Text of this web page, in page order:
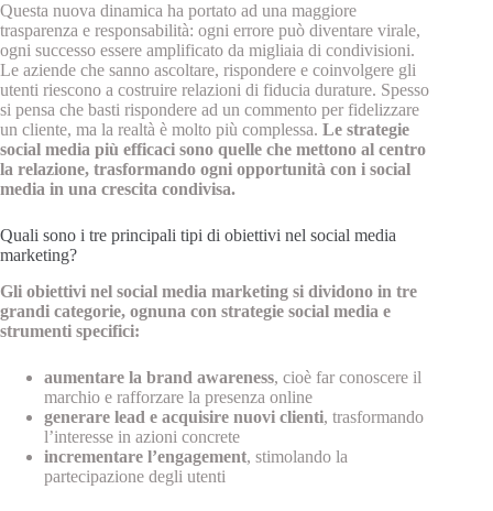
Questa nuova dinamica ha portato ad una maggiore
trasparenza e responsabilità: ogni errore può diventare virale,
ogni successo essere amplificato da migliaia di condivisioni.
Le aziende che sanno ascoltare, rispondere e coinvolgere gli
utenti riescono a costruire relazioni di fiducia durature. Spesso
si pensa che basti rispondere ad un commento per fidelizzare
un cliente, ma la realtà è molto più complessa. Le strategie
social media più efficaci sono quelle che mettono al centro
la relazione, trasformando ogni opportunità con i social
media in una crescita condivisa.
Quali sono i tre principali tipi di obiettivi nel social media
marketing?
Gli obiettivi nel social media marketing si dividono in tre
grandi categorie, ognuna con strategie social media e
strumenti specifici:
aumentare la brand awareness, cioè far conoscere il
marchio e rafforzare la presenza online
generare lead e acquisire nuovi clienti, trasformando
l’interesse in azioni concrete
incrementare l’engagement, stimolando la
partecipazione degli utenti